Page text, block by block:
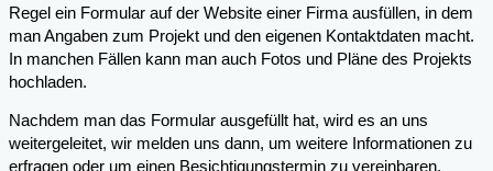
Regel ein Formular auf der Website einer Firma ausfüllen, in dem
man Angaben zum Projekt und den eigenen Kontaktdaten macht.
In manchen Fällen kann man auch Fotos und Pläne des Projekts
hochladen.
Nachdem man das Formular ausgefüllt hat, wird es an uns
weitergeleitet, wir melden uns dann, um weitere Informationen zu
erfragen oder um einen Besichtigungstermin zu vereinbaren.